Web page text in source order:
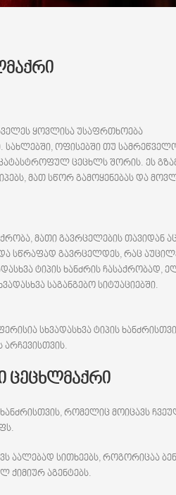
ყოვლისა უსაფრთხოება
ოფისებში თუ
ცეცხლს შორის. ეს
მათ სწორ გამოყენებას და
მათი გავრცელების თავიდან
სწრაფად გავრცელდეს, რაც
ტიპის ხანძრის ჩასაქრობად,
საგანგებო სიტუაციებში.
სხვადასხვა ტიპის
არჩევისთვის.
ცეცხლმაქრი
ხანძრისთვის, რომელიც მოიცავს
აალებად სითხეებს, როგორიცაა
ქიმიურ აგენტებს.